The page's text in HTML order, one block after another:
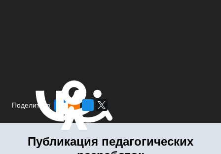
Поделиться
Публикация педагогических